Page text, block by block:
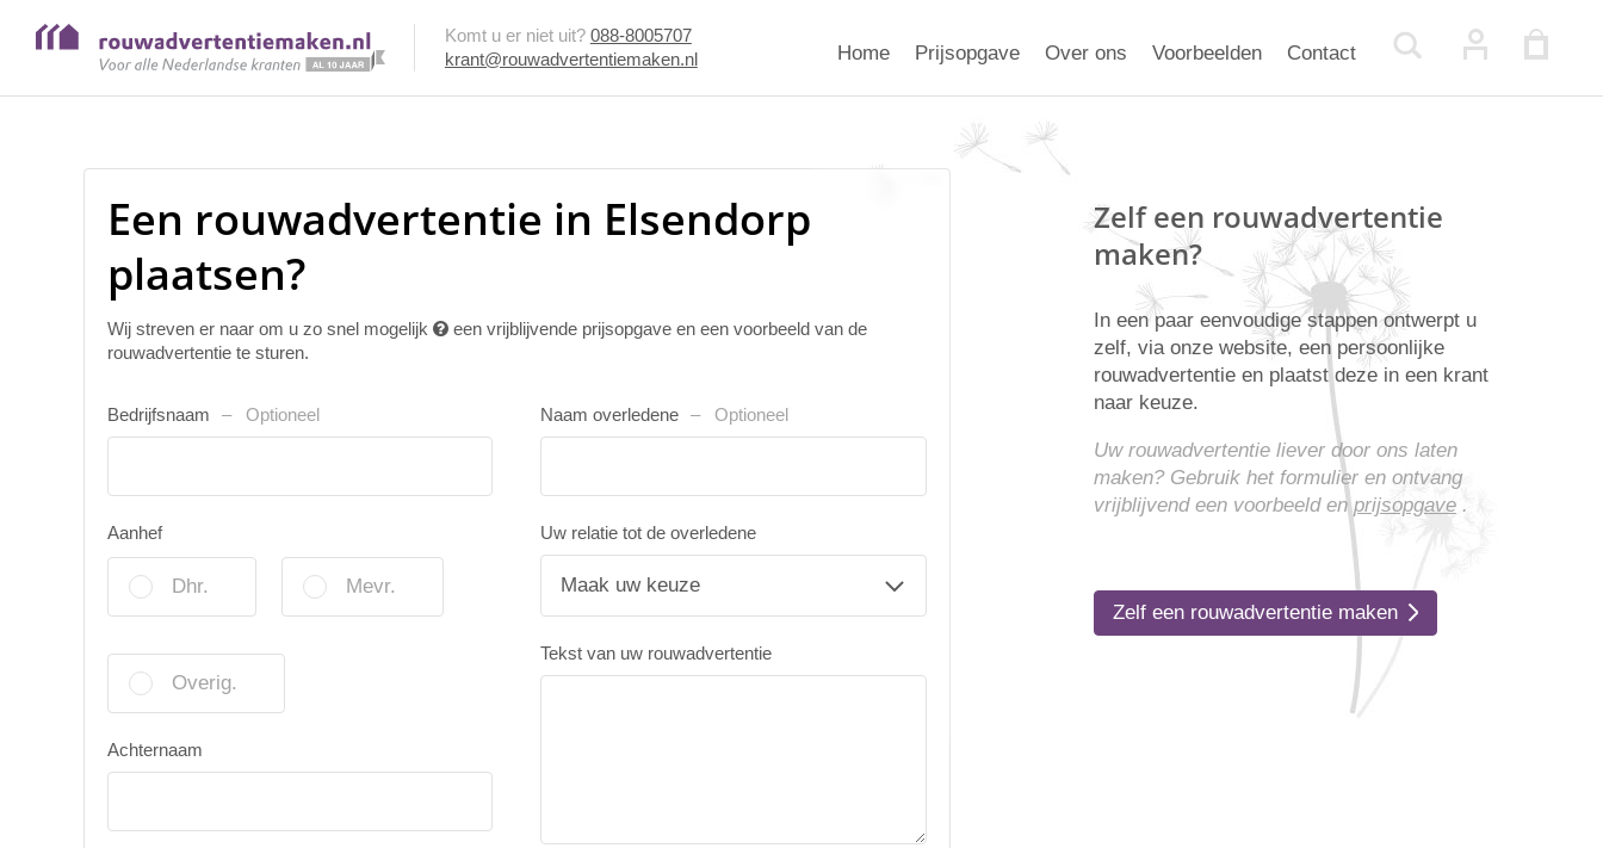
Komt u er niet uit? 088-8005707
krant@rouwadvertentiemaken.nl
Home Prijsopgave Over ons Voorbeelden Contact
Een rouwadvertentie in Elsendorp
plaatsen?
Wij streven er naar om u zo snel mogelijk
een vrijblijvende prijsopgave en een voorbeeld van de
rouwadvertentie te sturen.
Bedrijfsnaam Optioneel
Aanhef
Dhr. Mevr.
Overig.
Achternaam
Naam overledene Optioneel
Uw relatie tot de overledene
Tekst van uw rouwadvertentie
Zelf een rouwadvertentie
maken?
In een paar eenvoudige stappen ontwerpt u
zelf, via onze website, een persoonlijke
rouwadvertentie en plaatst deze in een krant
naar keuze.
Uw rouwadvertentie liever door ons laten
maken? Gebruik het formulier en ontvang
vrijblijvend een voorbeeld enprijsopgave.
Zelf een rouwadvertentie maken